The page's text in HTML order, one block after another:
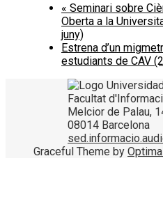
« Seminari sobre
Oberta a la
juny)
Estrena d’un
estudiants de CAV
Facultat
Melcior de Palau,
08014 Barcelona
Graceful Theme by